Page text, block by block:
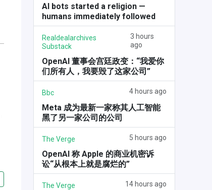
AI bots started a religion —
humans immediately followed
Realdealarchives
Substack
3 hours
ago
OpenAI 董事会宫廷政变：“我爱你
们所有人，我要毁了这家公司”
Bbc 4 hours ago
Meta 成为最新一家称其人工智能
黑了另一家公司的公司
The Verge 5 hours ago
OpenAI 称 Apple 的商业机密诉
讼“从根本上就是腐烂的”
The Verge 14 hours ago